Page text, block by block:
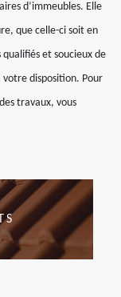
d’immeubles. Elle
que celle-ci soit en
et soucieux de
disposition. Pour
travaux, vous